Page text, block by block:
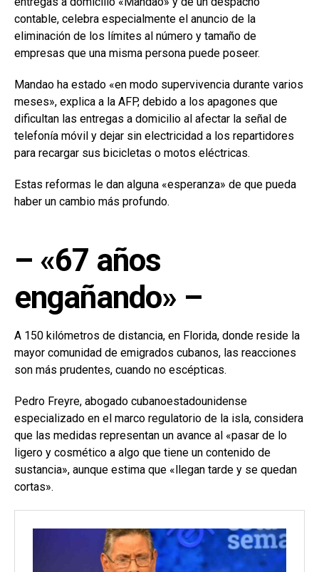
contable, celebra especialmente el anuncio de la
eliminación de los límites al número y tamaño de
empresas que una misma persona puede poseer.
Mandao ha estado «en modo supervivencia durante varios
meses», explica a la AFP, debido a los apagones que
dificultan las entregas a domicilio al afectar la señal de
telefonía móvil y dejar sin electricidad a los repartidores
para recargar sus bicicletas o motos eléctricas.
Estas reformas le dan alguna «esperanza» de que pueda
haber un cambio más profundo.
– «67 años
engañando» –
A 150 kilómetros de distancia, en Florida, donde reside la
mayor comunidad de emigrados cubanos, las reacciones
son más prudentes, cuando no escépticas.
Pedro Freyre, abogado cubanoestadounidense
especializado en el marco regulatorio de la isla, considera
que las medidas representan un avance al «pasar de lo
ligero y cosmético a algo que tiene un contenido de
sustancia», aunque estima que «llegan tarde y se quedan
cortas».